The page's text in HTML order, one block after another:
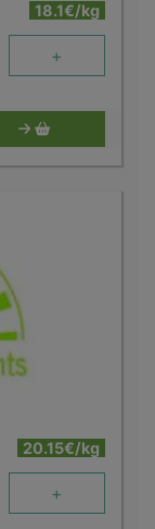
18.1€/kg
+
20.15€/kg
+